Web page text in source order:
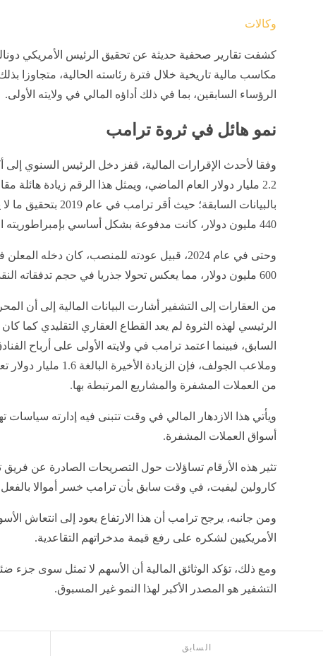
وكالات
كشفت تقارير صحفية حديثة عن تحقيق الرئيس الأمريكي
مكاسب مالية تاريخية خلال فترة رئاسته الحالية، متجاوزا
الرؤساء السابقين، بما في ذلك أداؤه المالي في ولايته الأولى.
نمو هائل في ثروة ترامب
وفقا لأحدث الإقرارات المالية، قفز دخل الرئيس السنوي إلى
2.2 مليار دولار العام الماضي، ويمثل هذا الرقم زيادة هائلة
بالبيانات السابقة؛ حيث أقر ترامب في
440 مليون دولار، كانت مدفوعة بشكل أساسي بإمبراطوريته العقارية.
وحتى في عام 2024، قبيل عودته للمنصب، كان دخله
600 مليون دولار، مما يعكس تحولا جذريا في حجم تدفقاته النقدية.
من العقارات إلى التشفير أشارت البيانات المالية إلى أن
الرئيسي لهذه الثروة لم يعد القطاع العقاري التقليدي كما
السابق، فبينما اعتمد ترامب في ولايته الأولى على أرباح
وملاعب الجولف، فإن
من العملات المشفرة والمشاريع المرتبطة بها.
ويأتي هذا الازدهار المالي في وقت تتبنى فيه إدارته
أسواق العملات المشفرة.
تثير هذه الأرقام تساؤلات حول التصريحات الصادرة عن
كارولين ليفيت، في وقت سابق بأن ترامب خسر أموالا بالفعل
ومن جانبه، يرجح ترامب أن هذا الارتفاع يعود إلى انتعاش
الأمريكيين لشكره على رفع قيمة مدخراتهم التقاعدية.
ومع ذلك، تؤكد الوثائق المالية أن الأسهم لا تمثل سوى جزء
التشفير هو المصدر الأكبر لهذا النمو غير المسبوق.
السابق